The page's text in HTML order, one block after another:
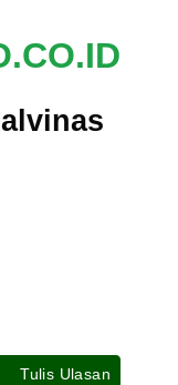
Tulis Ulasan